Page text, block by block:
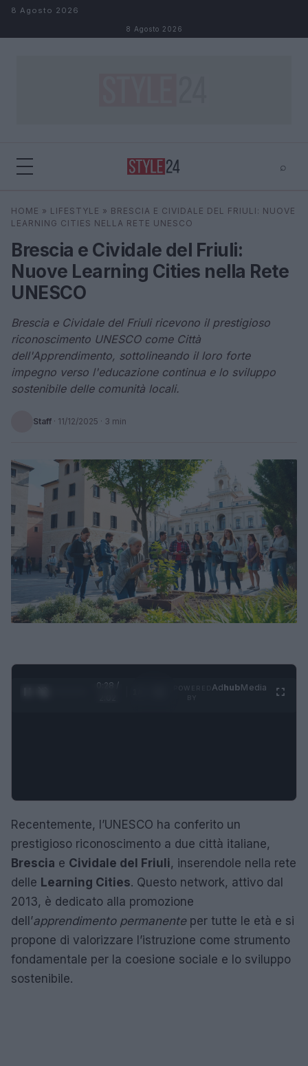
Salta al contenuto
8 Agosto 2026
8 Agosto 2026
⌕
Cerca ⌕ ×
HOME » LIFESTYLE » BRESCIA E CIVIDALE DEL FRIULI: NUOVE
LEARNING CITIES NELLA RETE UNESCO
Brescia e Cividale del Friuli:
Nuove Learning Cities nella Rete
UNESCO
Brescia e Cividale del Friuli ricevono il prestigioso
riconoscimento UNESCO come Città
dell'Apprendimento, sottolineando il loro forte
impegno verso l'educazione continua e lo sviluppo
sostenibile delle comunità locali.
Staff · 11/12/2025 · 3 min
0:29 /
AdhubMedia
Recentemente, l’UNESCO ha conferito un
prestigioso riconoscimento a due città italiane,
Brescia e Cividale del Friuli, inserendole nella rete
delle Learning Cities. Questo network, attivo dal
2013, è dedicato alla promozione
dell’apprendimento permanenteper tutte le età e si
propone di valorizzare l’istruzione come strumento
fondamentale per la coesione sociale e lo sviluppo
sostenibile.